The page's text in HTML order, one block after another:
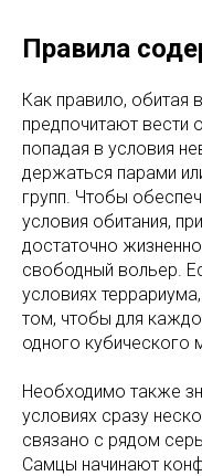
Правила
Как правило, обитая
предпочитают вести
попадая в условия
держаться парами
групп. Чтобы
условия обитания,
достаточно
свободный вольер.
условиях
том, чтобы для
одного кубического
Необходимо также
условиях сразу
связано с рядом
Самцы начинают